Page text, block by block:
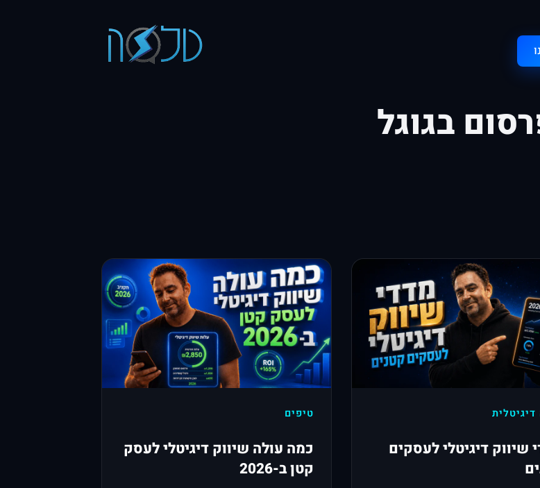
בגוגל
שיווק דיגיטלי לעסקים
טיפים
כמה עולה שיווק דיגיטלי לעסק
קטן ב-2026